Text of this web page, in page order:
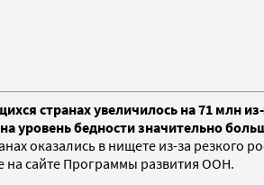
странах увеличилось на 71 млн
уровень бедности значительно
оказались в нищете из-за
на сайте Программы развития ООН.